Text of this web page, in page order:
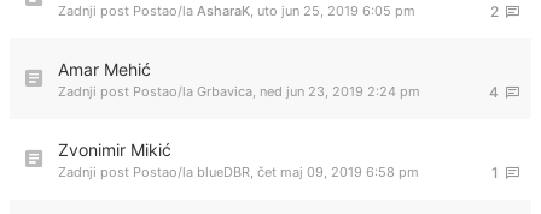
2
Zadnji post Postao/la AsharaK, uto jun 25, 2019 6:05 pm
Amar Mehić
4
Zadnji post Postao/la Grbavica, ned jun 23, 2019 2:24 pm
Zvonimir Mikić
1
Zadnji post Postao/la blueDBR, čet maj 09, 2019 6:58 pm